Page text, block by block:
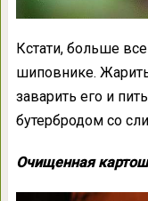
Кстати, больше
шиповнике.
заварить его и
бутербродом со
Очищенная